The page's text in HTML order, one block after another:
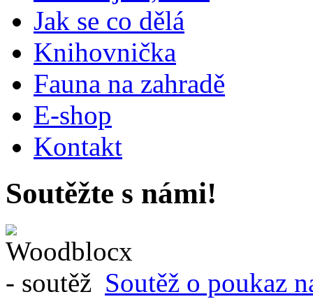
Jak se co dělá
Knihovnička
Fauna na zahradě
E-shop
Kontakt
Soutěžte s námi!
Soutěž o poukaz